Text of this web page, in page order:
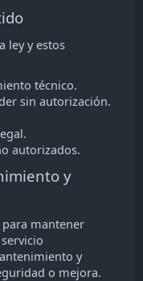
ley y estos
técnico.
sin autorización.
autorizados.
y
para mantener
y
o mejora.